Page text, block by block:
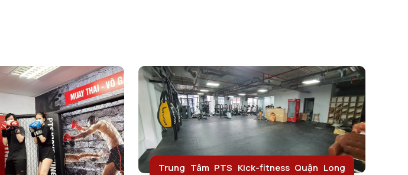
Trung Tâm PTS Kick-fitness Quận Long